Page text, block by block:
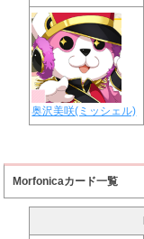
奥沢美咲(ミッシェル)
Morfonicaカード一覧